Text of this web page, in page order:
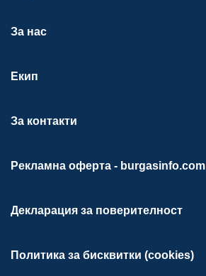
За нас
Екип
За контакти
Рекламна оферта - burgasinfo.com
Декларация за поверителност
Политика за бисквитки (cookies)